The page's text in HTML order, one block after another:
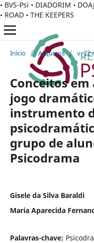
• BVS-Psi • DIADORIM •
• ROAD • THE KEEPERS
Início / Arquivos / v. 22
Conceitos
jogo
instrumento
grupo de
Psicodrama
Gisele da Silva Baraldi
Maria Aparecida
Palavras-chave: